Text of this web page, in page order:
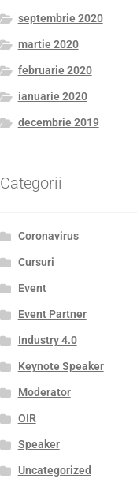
septembrie 2020
martie 2020
februarie 2020
ianuarie 2020
decembrie 2019
Categorii
Coronavirus
Cursuri
Event
Event Partner
Industry 4.0
Keynote Speaker
Moderator
OIR
Speaker
Uncategorized